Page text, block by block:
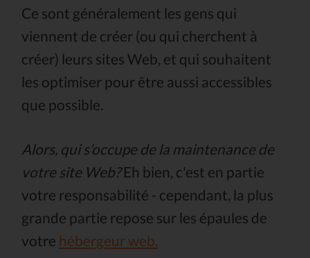
Ce sont généralement les gens qui
viennent de créer (ou qui cherchent à
créer) leurs sites Web, et qui souhaitent
les optimiser pour être aussi accessibles
que possible.
Alors, qui s’occupe de la maintenance de
votre site Web?Eh bien, c'est en partie
votre responsabilité - cependant, la plus
grande partie repose sur les épaules de
votre hébergeur web.